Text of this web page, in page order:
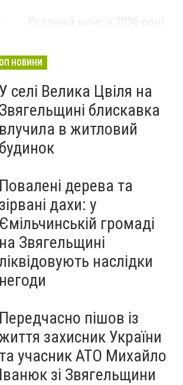
Останній шанс у 2026 році:
майбутніх водійок автобусів
НОВИНИ
У селі Велика Цвіля на
Звягельщині блискавка
влучила в житловий
будинок
Повалені дерева та
зірвані дахи: у
Ємільчинській громаді
на Звягельщині
наслідки
негоди
Передчасно пішов із
захисник України
та учасник АТО Михайло
Іванюк зі Звягельщини